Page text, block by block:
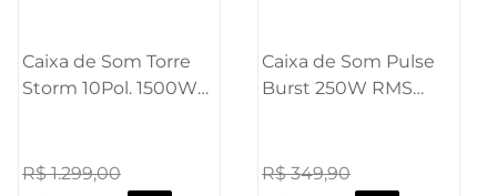
Caixa de Som Torre
Storm 10Pol. 1500W
Pulse - SP514OUT
R$ 1.299,00
Caixa de Som Pulse
Burst 250W RMS
SP402EOUT
R$ 349,90